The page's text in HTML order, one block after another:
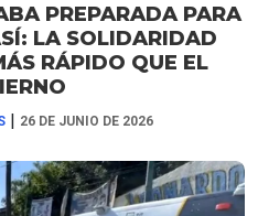
PREPARADA PARA
LA SOLIDARIDAD
RÁPIDO QUE EL
| 26 DE JUNIO DE 2026